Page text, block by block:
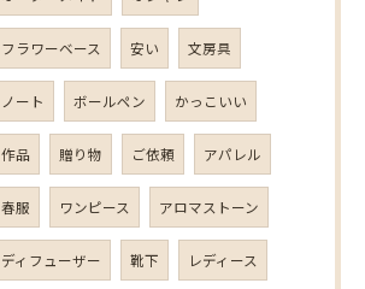
フラワーベース 安い 文房具
ノート ボールペン かっこいい
作品 贈り物 ご依頼 アパレル
春服 ワンピース アロマストーン
ディフューザー 靴下 レディース